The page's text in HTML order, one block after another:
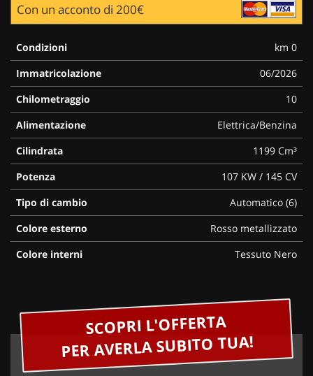
Con un acconto di 200€
Condizioni
km 0
Immatricolazione
06/2026
Chilometraggio
10
Alimentazione
Elettrica/Benzina
Cilindrata
1199 Cm³
Potenza
107 KW / 145 CV
Tipo di cambio
Automatico (6)
Colore esterno
Rosso metallizzato
Colore interni
Tessuto Nero
SCOPRI L'OFFERTA
PER AVERLA SUBITO TUA!